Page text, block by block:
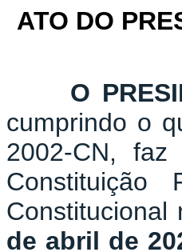
ATO DO
O
cumprindo o
2002-CN,
de abril de